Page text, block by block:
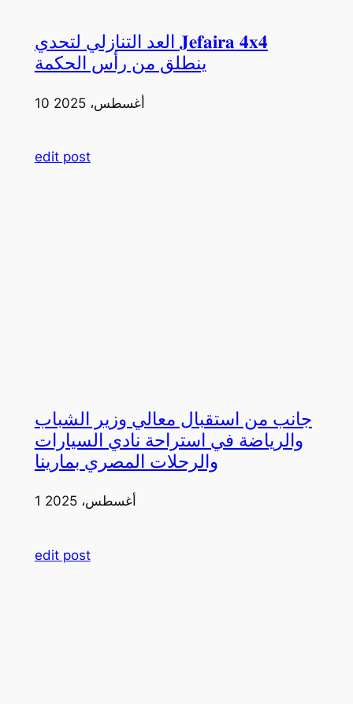
العد التنازلي لتحدي 𝐉𝐞𝐟𝐚𝐢𝐫𝐚 𝟒𝐱𝟒
ينطلق من رأس الحكمة
10 أغسطس، 2025
edit post
جانب من استقبال معالي وزير الشباب
والرياضة في استراحة نادي السيارات
والرحلات المصري بمارينا
1 أغسطس، 2025
edit post